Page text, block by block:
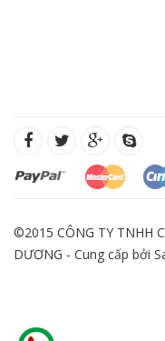
©2015 CÔNG TY TNHH
DƯƠNG - Cung cấp bởi